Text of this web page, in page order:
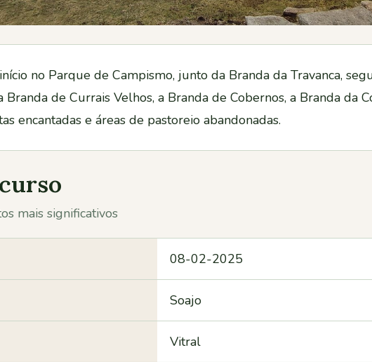
no Parque de Campismo, junto da Branda da Travanca,
Branda de Currais Velhos, a Branda de Cobernos, a Branda da
encantadas e áreas de pastoreio abandonadas.
mais significativos
08-02-2025
Soajo
Vitral